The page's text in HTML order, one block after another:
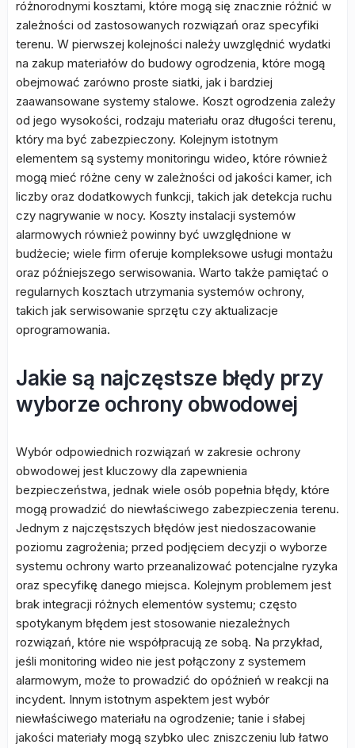
różnorodnymi kosztami, które mogą się znacznie różnić w
zależności od zastosowanych rozwiązań oraz specyfiki
terenu. W pierwszej kolejności należy uwzględnić wydatki
na zakup materiałów do budowy ogrodzenia, które mogą
obejmować zarówno proste siatki, jak i bardziej
zaawansowane systemy stalowe. Koszt ogrodzenia zależy
od jego wysokości, rodzaju materiału oraz długości terenu,
który ma być zabezpieczony. Kolejnym istotnym
elementem są systemy monitoringu wideo, które również
mogą mieć różne ceny w zależności od jakości kamer, ich
liczby oraz dodatkowych funkcji, takich jak detekcja ruchu
czy nagrywanie w nocy. Koszty instalacji systemów
alarmowych również powinny być uwzględnione w
budżecie; wiele firm oferuje kompleksowe usługi montażu
oraz późniejszego serwisowania. Warto także pamiętać o
regularnych kosztach utrzymania systemów ochrony,
takich jak serwisowanie sprzętu czy aktualizacje
oprogramowania.
Jakie są najczęstsze błędy przy
wyborze ochrony obwodowej
Wybór odpowiednich rozwiązań w zakresie ochrony
obwodowej jest kluczowy dla zapewnienia
bezpieczeństwa, jednak wiele osób popełnia błędy, które
mogą prowadzić do niewłaściwego zabezpieczenia terenu.
Jednym z najczęstszych błędów jest niedoszacowanie
poziomu zagrożenia; przed podjęciem decyzji o wyborze
systemu ochrony warto przeanalizować potencjalne ryzyka
oraz specyfikę danego miejsca. Kolejnym problemem jest
brak integracji różnych elementów systemu; często
spotykanym błędem jest stosowanie niezależnych
rozwiązań, które nie współpracują ze sobą. Na przykład,
jeśli monitoring wideo nie jest połączony z systemem
alarmowym, może to prowadzić do opóźnień w reakcji na
incydent. Innym istotnym aspektem jest wybór
niewłaściwego materiału na ogrodzenie; tanie i słabej
jakości materiały mogą szybko ulec zniszczeniu lub łatwo